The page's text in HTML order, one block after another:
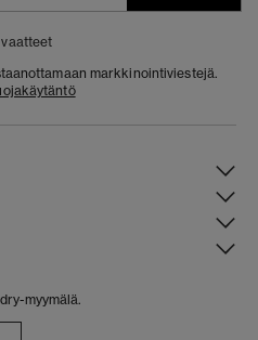
markkinointiviestejä.
myymälä.